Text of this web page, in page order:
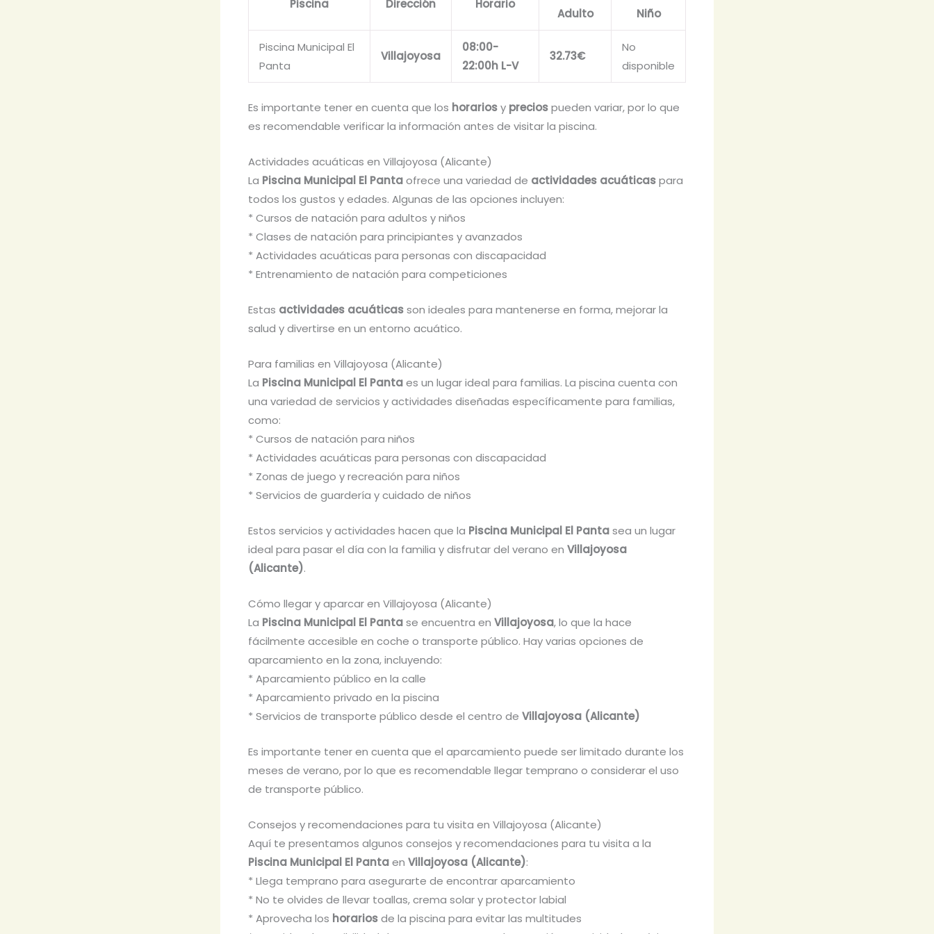
Piscina Dirección Horario
Adulto
Niño
Piscina Municipal El
Panta
Villajoyosa
08:00-
22:00h L-V
32.73€
No
disponible
Es importante tener en cuenta que los horariosy preciospueden variar, por lo que
es recomendable verificar la información antes de visitar la piscina.
Actividades acuáticas en Villajoyosa (Alicante)
La Piscina Municipal El Pantaofrece una variedad de actividades acuáticaspara
todos los gustos y edades. Algunas de las opciones incluyen:
* Cursos de natación para adultos y niños
* Clases de natación para principiantes y avanzados
* Actividades acuáticas para personas con discapacidad
* Entrenamiento de natación para competiciones
Estas actividades acuáticasson ideales para mantenerse en forma, mejorar la
salud y divertirse en un entorno acuático.
Para familias en Villajoyosa (Alicante)
La Piscina Municipal El Pantaes un lugar ideal para familias. La piscina cuenta con
una variedad de servicios y actividades diseñadas específicamente para familias,
como:
* Cursos de natación para niños
* Actividades acuáticas para personas con discapacidad
* Zonas de juego y recreación para niños
* Servicios de guardería y cuidado de niños
Estos servicios y actividades hacen que la Piscina Municipal El Pantasea un lugar
ideal para pasar el día con la familia y disfrutar del verano en Villajoyosa
(Alicante).
Cómo llegar y aparcar en Villajoyosa (Alicante)
La Piscina Municipal El Pantase encuentra en Villajoyosa, lo que la hace
fácilmente accesible en coche o transporte público. Hay varias opciones de
aparcamiento en la zona, incluyendo:
* Aparcamiento público en la calle
* Aparcamiento privado en la piscina
* Servicios de transporte público desde el centro de Villajoyosa (Alicante)
Es importante tener en cuenta que el aparcamiento puede ser limitado durante los
meses de verano, por lo que es recomendable llegar temprano o considerar el uso
de transporte público.
Consejos y recomendaciones para tu visita en Villajoyosa (Alicante)
Aquí te presentamos algunos consejos y recomendaciones para tu visita a la
Piscina Municipal El Pantaen Villajoyosa (Alicante):
* Llega temprano para asegurarte de encontrar aparcamiento
* No te olvides de llevar toallas, crema solar y protector labial
* Aprovecha los horariosde la piscina para evitar las multitudes